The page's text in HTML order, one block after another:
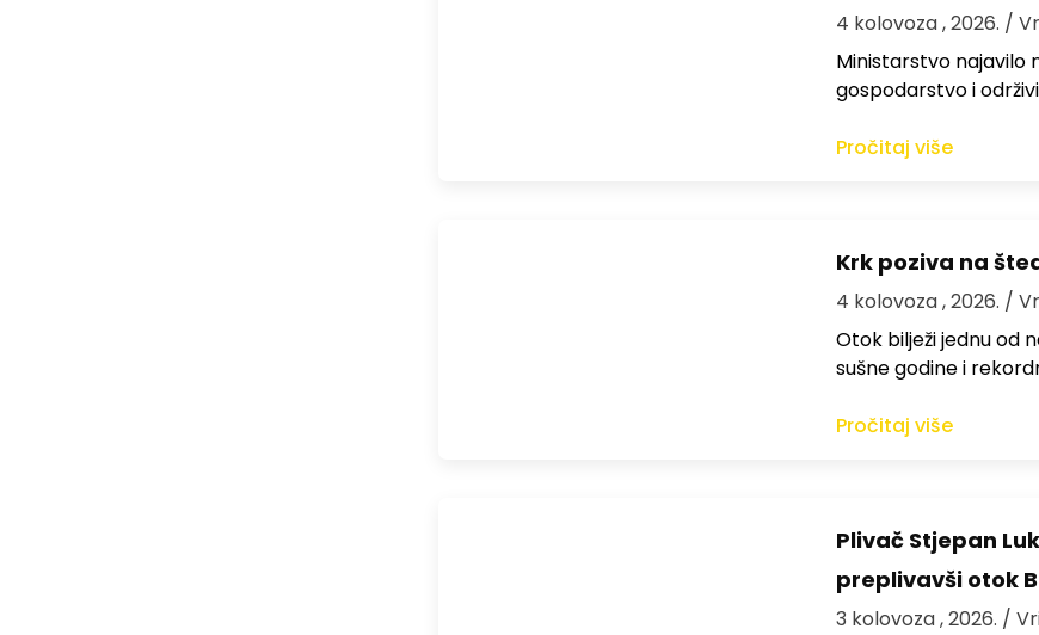
4 kolovoza , 2026. /
Ministarstvo najavilo
gospodarstvo i
Pročitaj više
Krk poziva na
4 kolovoza , 2026. /
Otok bilježi jednu od
sušne godine i
Pročitaj više
Plivač Stjepan
preplivavši otok
3 kolovoza , 2026. /